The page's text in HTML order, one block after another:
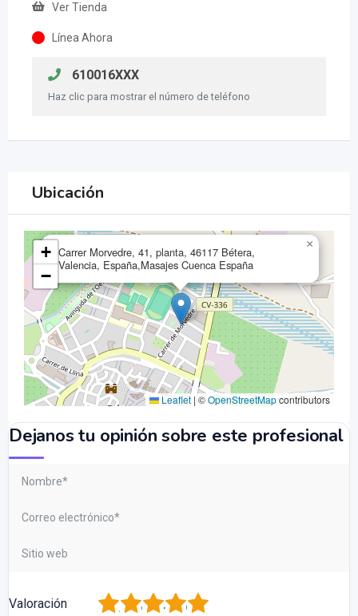
Ver Tienda
Línea Ahora
610016XXX
Haz clic para mostrar el número de teléfono
Ubicación
Carrer Morvedre, 41, planta, 46117 Bétera,
Valencia, España,Masajes Cuenca España
×
+
−
Leaflet | ©OpenStreetMapcontributors
Dejanos tu opinión sobre este profesional
Valoración 5
4
3
2